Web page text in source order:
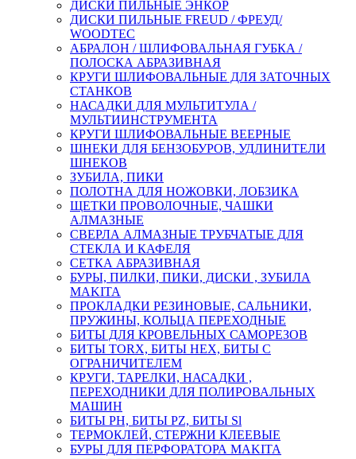
ДИСКИ ПИЛЬНЫЕ ЭНКОР
ДИСКИ ПИЛЬНЫЕ FREUD / ФРЕУД/
WOODTEC
АБРАЛОН / ШЛИФОВАЛЬНАЯ ГУБКА /
ПОЛОСКА АБРАЗИВНАЯ
КРУГИ ШЛИФОВАЛЬНЫЕ ДЛЯ ЗАТОЧНЫХ
СТАНКОВ
НАСАДКИ ДЛЯ МУЛЬТИТУЛА /
МУЛЬТИИНСТРУМЕНТА
КРУГИ ШЛИФОВАЛЬНЫЕ ВЕЕРНЫЕ
ШНЕКИ ДЛЯ БЕНЗОБУРОВ, УДЛИНИТЕЛИ
ШНЕКОВ
ЗУБИЛА, ПИКИ
ПОЛОТНА ДЛЯ НОЖОВКИ, ЛОБЗИКА
ЩЕТКИ ПРОВОЛОЧНЫЕ, ЧАШКИ
АЛМАЗНЫЕ
СВЕРЛА АЛМАЗНЫЕ ТРУБЧАТЫЕ ДЛЯ
СТЕКЛА И КАФЕЛЯ
СЕТКА АБРАЗИВНАЯ
БУРЫ, ПИЛКИ, ПИКИ, ДИСКИ , ЗУБИЛА
MAKITA
ПРОКЛАДКИ РЕЗИНОВЫЕ, САЛЬНИКИ,
ПРУЖИНЫ, КОЛЬЦА ПЕРЕХОДНЫЕ
БИТЫ ДЛЯ КРОВЕЛЬНЫХ САМОРЕЗОВ
БИТЫ TORX, БИТЫ НЕХ, БИТЫ С
ОГРАНИЧИТЕЛЕМ
КРУГИ, ТАРЕЛКИ, НАСАДКИ ,
ПЕРЕХОДНИКИ ДЛЯ ПОЛИРОВАЛЬНЫХ
МАШИН
БИТЫ PH, БИТЫ PZ, БИТЫ Sl
ТЕРМОКЛЕЙ, СТЕРЖНИ КЛЕЕВЫЕ
БУРЫ ДЛЯ ПЕРФОРАТОРА MAKITA